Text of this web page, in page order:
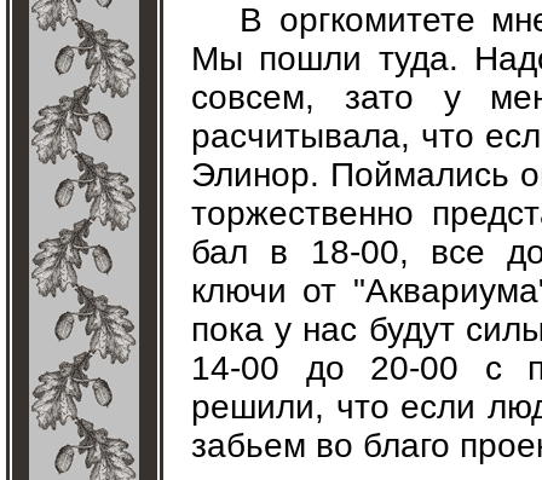
В оргкомитете
Мы пошли туда.
совсем, зато у
расчитывала, что
Элинор. Поймались
торжественно
бал в 18-00, все
ключи от
пока у нас будут
14-00 до 20-00 с
решили, что если
забьем во благо